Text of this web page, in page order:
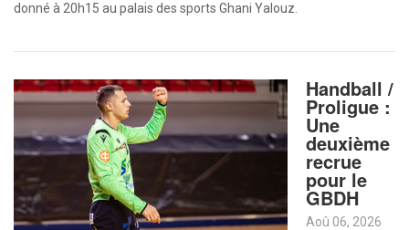
donné à 20h15 au palais des sports Ghani Yalouz.
Handball /
Proligue :
Une
deuxième
recrue
pour le
GBDH
Aoû 06, 2026